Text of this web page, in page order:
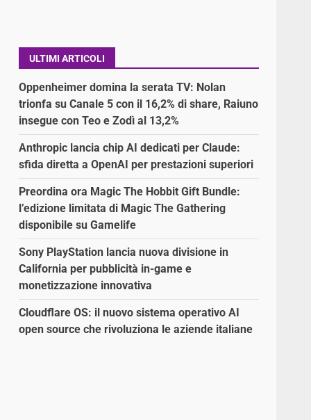
ULTIMI ARTICOLI
Oppenheimer domina la serata TV: Nolan
trionfa su Canale 5 con il 16,2% di share, Raiuno
insegue con Teo e Zodì al 13,2%
Anthropic lancia chip AI dedicati per Claude:
sfida diretta a OpenAI per prestazioni superiori
Preordina ora Magic The Hobbit Gift Bundle:
l’edizione limitata di Magic The Gathering
disponibile su Gamelife
Sony PlayStation lancia nuova divisione in
California per pubblicità in-game e
monetizzazione innovativa
Cloudflare OS: il nuovo sistema operativo AI
open source che rivoluziona le aziende italiane